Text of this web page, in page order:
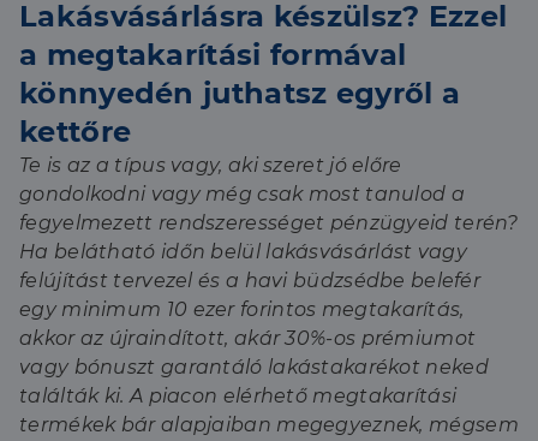
Lakásvásárlásra készülsz? Ezzel
a megtakarítási formával
könnyedén juthatsz egyről a
kettőre
Te is az a típus vagy, aki szeret jó előre
gondolkodni vagy még csak most tanulod a
fegyelmezett rendszerességet pénzügyeid terén?
Ha belátható időn belül lakásvásárlást vagy
felújítást tervezel és a havi büdzsédbe belefér
egy minimum 10 ezer forintos megtakarítás,
akkor az újraindított, akár 30%-os prémiumot
vagy bónuszt garantáló lakástakarékot neked
találták ki. A piacon elérhető megtakarítási
termékek bár alapjaiban megegyeznek, mégsem